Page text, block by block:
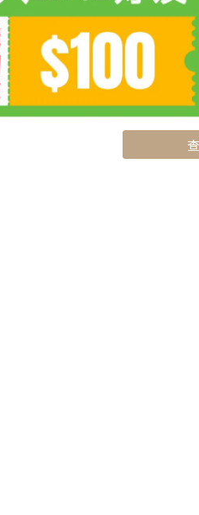
【2件再折100】Handsfree 充電滑蓋感應
垃圾桶 12L
NT$1,500